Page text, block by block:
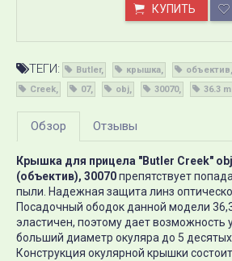
КУПИТЬ
ТЕГИ: Butler крышка объектив
Creek
07 obj 30070 36.3
Обзор Отзывы
Крышка для прицела "Butler Creek"
(объектив), 30070препятствует
пыли. Надежная защита линз
Посадочный ободок данной модели
эластичен, поэтому дает возможность
больший диаметр окуляра до 5
Конструкция окулярной крышки